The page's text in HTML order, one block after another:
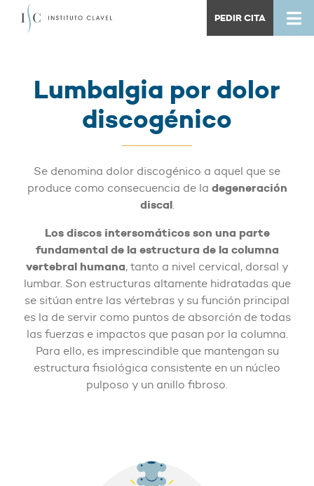
PEDIR CITA
Lumbalgia por dolor
discogénico
Se denomina dolor discogénico a aquel que se
produce como consecuencia de la degeneración
discal.
Los discos intersomáticos son una parte
fundamental de la estructura de la columna
vertebral humana, tanto a nivel cervical, dorsal y
lumbar. Son estructuras altamente hidratadas que
se sitúan entre las vértebras y su función principal
es la de servir como puntos de absorción de todas
las fuerzas e impactos que pasan por la columna.
Para ello, es imprescindible que mantengan su
estructura fisiológica consistente en un núcleo
pulposo y un anillo fibroso.